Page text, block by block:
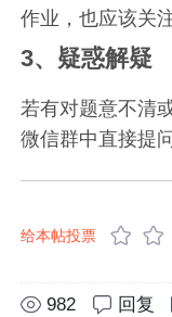
作业，也应该关
3、疑惑解疑
若有对题意不清
微信群中直接提
给本帖投票
982 回复